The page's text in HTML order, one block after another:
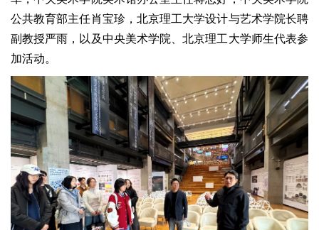
公共教育部主任肖宝珍，北京理工大学设计与艺术学院长聘
副教授严雨，以及中央美术学院、北京理工大学师生代表参
加活动。